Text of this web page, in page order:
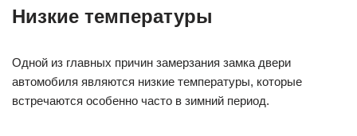
Низкие температуры
Одной из главных причин замерзания замка двери
автомобиля являются низкие температуры, которые
встречаются особенно часто в зимний период.